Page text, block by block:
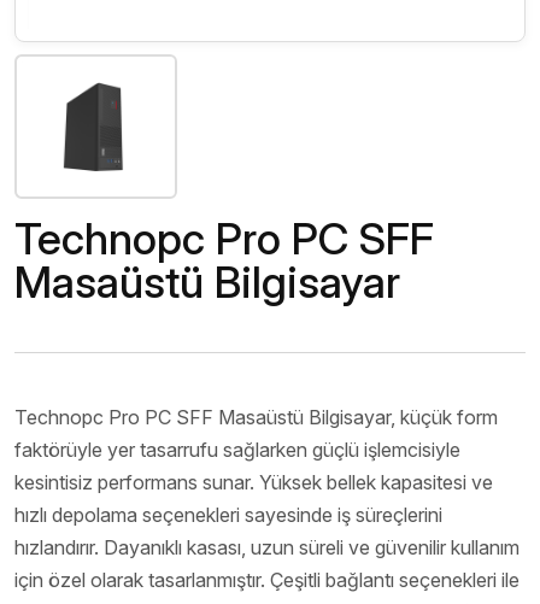
Technopc Pro PC SFF
Masaüstü Bilgisayar
Technopc Pro PC SFF Masaüstü Bilgisayar, küçük form
faktörüyle yer tasarrufu sağlarken güçlü işlemcisiyle
kesintisiz performans sunar. Yüksek bellek kapasitesi ve
hızlı depolama seçenekleri sayesinde iş süreçlerini
hızlandırır. Dayanıklı kasası, uzun süreli ve güvenilir kullanım
için özel olarak tasarlanmıştır. Çeşitli bağlantı seçenekleri ile